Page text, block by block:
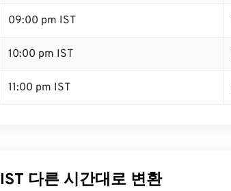
09:00 pm IST
10:00 pm IST
11:00 pm IST
IST 다른 시간대로 변환